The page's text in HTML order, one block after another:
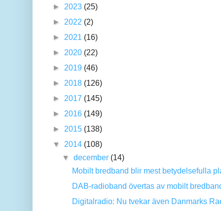
► 2023 (25)
► 2022 (2)
► 2021 (16)
► 2020 (22)
► 2019 (46)
► 2018 (126)
► 2017 (145)
► 2016 (149)
► 2015 (138)
▼ 2014 (108)
▼december (14)
Mobilt bredband blir mest betydelsefulla
DAB-radioband övertas av mobilt
Digitalradio: Nu tvekar även Danmarks